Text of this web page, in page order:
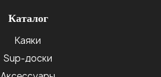
Каталог
Каяки
Sup-доски